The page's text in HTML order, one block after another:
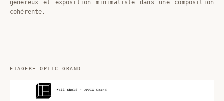
généreux et exposition minimaliste dans une composition
cohérente.
ÉTAGÈRE OPTIC GRAND